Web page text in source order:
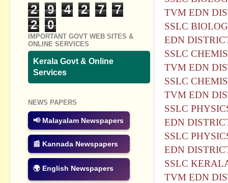
TVM EDN
SSLC
EDN
SSLC
TVM EDN
SSLC
TVM EDN
SSLC
EDN
SSLC
EDN
SSLC
TVM EDN
2 9 4 2 7
7
2
0
IMPORTANT GOVT WEB SITES &
ONLINE SERVICES
Kerala Govt & Online
Services
NEWS PAPERS
📢 Malayalam Newspapers
📰 Kannada Newspapers
🌍 English Newspapers